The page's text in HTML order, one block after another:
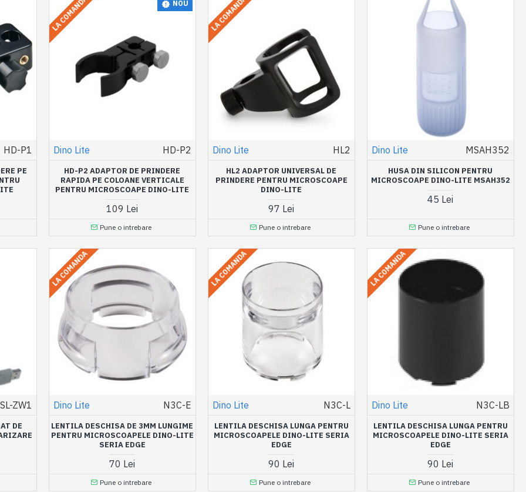
HD-P1
PE
NOU
LA COMANDA
Dino Lite HD-P2
HD-P2 ADAPTOR DE PRINDERE
RAPIDA PE COLOANE VERTICALE
PENTRU MICROSCOAPE DINO-LITE
109 Lei
Pune o intrebare
LA COMANDA
Dino Lite HL2
HL2 ADAPTOR UNIVERSAL DE
PRINDERE PENTRU MICROSCOAPE
DINO-LITE
97 Lei
Pune o intrebare
Dino Lite MSAH352
HUSA DIN SILICON PENTRU
MICROSCOAPE DINO-LITE MSAH352
45 Lei
Pune o intrebare
SL-ZW1
DE
LA COMANDA
Dino Lite N3C-E
LENTILA DESCHISA DE 3MM LUNGIME
PENTRU MICROSCOAPELE DINO-LITE
SERIA EDGE
70 Lei
Pune o intrebare
LA COMANDA
Dino Lite N3C-L
LENTILA DESCHISA LUNGA PENTRU
MICROSCOAPELE DINO-LITE SERIA
EDGE
90 Lei
Pune o intrebare
LA COMANDA
Dino Lite N3C-LB
LENTILA DESCHISA LUNGA PENTRU
MICROSCOAPELE DINO-LITE SERIA
EDGE
90 Lei
Pune o intrebare